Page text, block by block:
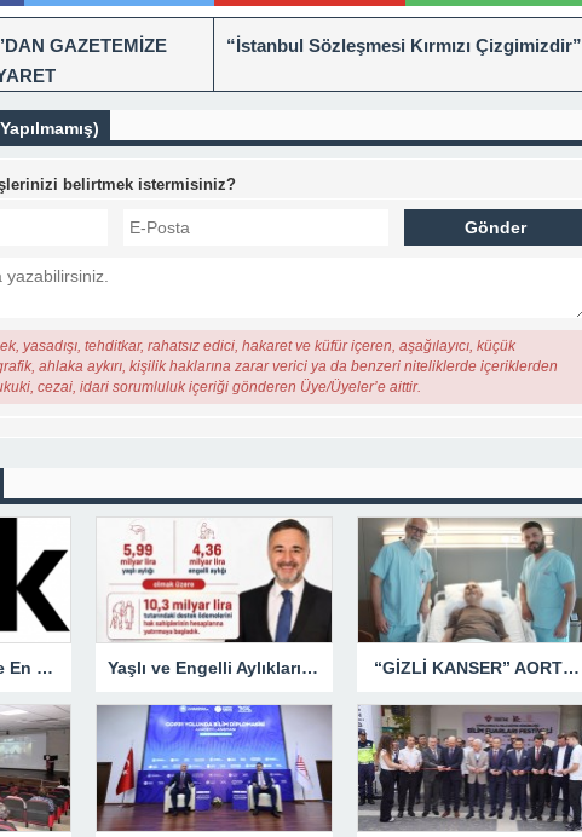
GAZETEMİZE
“İstanbul Sözleşmesi Kırmızı Çizgimizdir”
belirtmek istermisiniz?
yasadışı, tehditkar, rahatsız edici, hakaret ve küfür içeren, aşağılayıcı, küçük
ahlaka aykırı, kişilik haklarına zarar verici ya da benzeri niteliklerde içeriklerden
cezai, idari sorumluluk içeriği gönderen Üye/Üyeler’e aittir.
TÜİK: Kırklareli’nde En Büyük Ölüm Nedeni Dolaşım Sistemi Hastalıkları Yaşlı ve Engelli Aylıkları Hesaplara Yatırılmaya Başlandı “GİZLİ KANSER” AORT ANEVRİZMASI KAPALI YÖNTEMLE TEDAVİ EDİLDİ